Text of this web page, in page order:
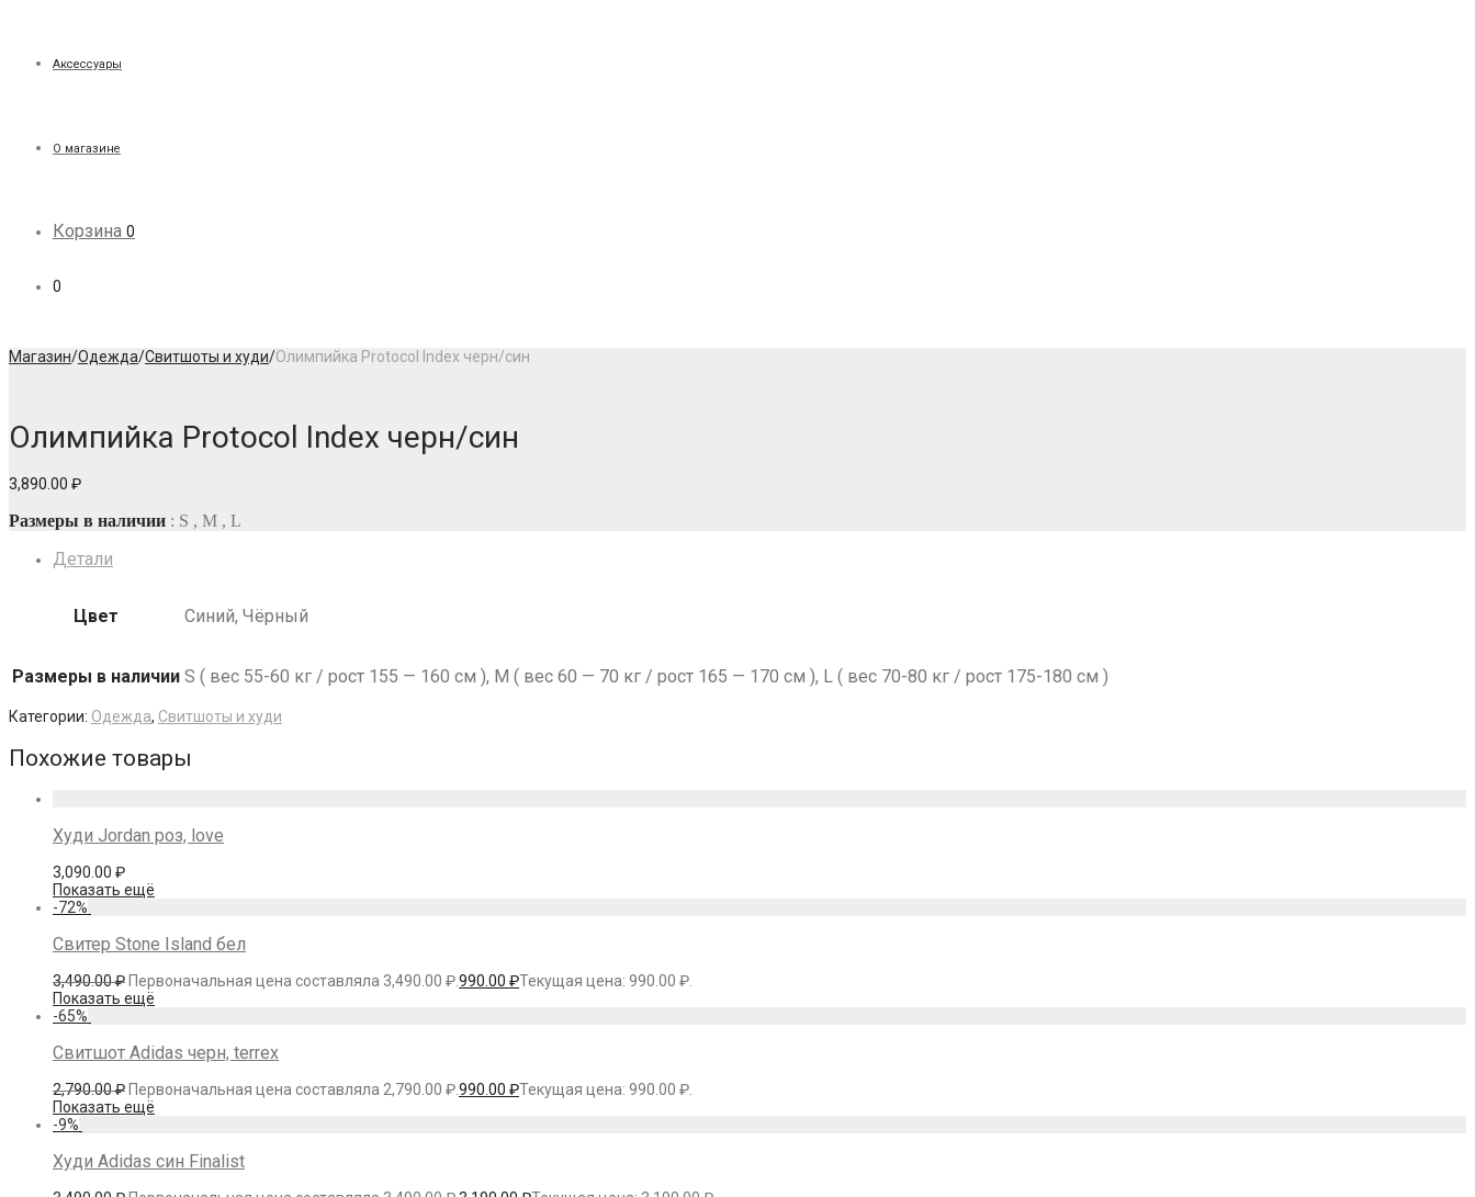
Аксессуары
О магазине
Корзина 0
0
Магазин/Одежда/Свитшоты и худи/Олимпийка Protocol Index черн/син
Олимпийка Protocol Index черн/син
3,890.00 ₽
Размеры в наличии : S , M , L
Детали
Цвет Синий, Чёрный
Размеры в наличии S ( вес 55-60 кг / рост 155 — 160 см ), M ( вес 60 — 70 кг / рост 165 — 170 см ), L ( вес 70-80 кг / рост 175-180 см )
Категории: Одежда, Свитшоты и худи
Похожие товары
Худи Jordan роз, love
3,090.00 ₽
Показать ещё
-72%
Свитер Stone Island бел
3,490.00₽ Первоначальная цена составляла 3,490.00 ₽.990.00 ₽Текущая цена: 990.00 ₽.
Показать ещё
-65%
Свитшот Adidas черн, terrex
2,790.00₽ Первоначальная цена составляла 2,790.00 ₽.990.00 ₽Текущая цена: 990.00 ₽.
Показать ещё
-9%
Худи Adidas син Finalist